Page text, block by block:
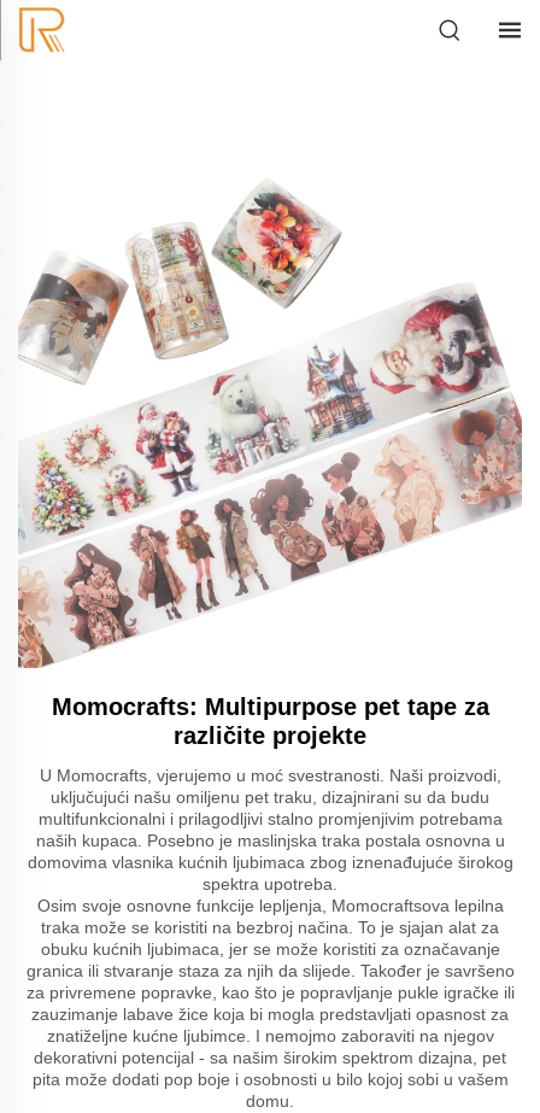
Momocrafts: Multipurpose pet tape za
različite projekte
U Momocrafts, vjerujemo u moć svestranosti. Naši proizvodi,
uključujući našu omiljenu pet traku, dizajnirani su da budu
multifunkcionalni i prilagodljivi stalno promjenjivim potrebama
naših kupaca. Posebno je maslinjska traka postala osnovna u
domovima vlasnika kućnih ljubimaca zbog iznenađujuće širokog
spektra upotreba.
Osim svoje osnovne funkcije lepljenja, Momocraftsova lepilna
traka može se koristiti na bezbroj načina. To je sjajan alat za
obuku kućnih ljubimaca, jer se može koristiti za označavanje
granica ili stvaranje staza za njih da slijede. Također je savršeno
za privremene popravke, kao što je popravljanje pukle igračke ili
zauzimanje labave žice koja bi mogla predstavljati opasnost za
znatiželjne kućne ljubimce. I nemojmo zaboraviti na njegov
dekorativni potencijal - sa našim širokim spektrom dizajna, pet
pita može dodati pop boje i osobnosti u bilo kojoj sobi u vašem
domu.